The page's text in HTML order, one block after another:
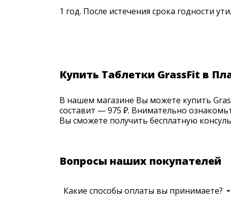
1 год. После истечения срока годности
Купить Таблетки GrassFit в
В нашем магазине Вы можете купить
составит — 975 ₽. Внимательно
Вы сможете получить бесплатную
Вопросы наших покупателей
Какие способы оплаты вы принимаете?